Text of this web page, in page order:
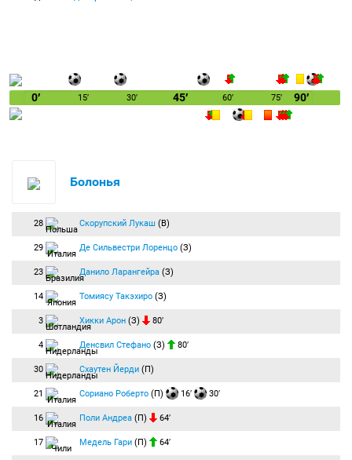
0′ 15′ 30′ 45′ 60′ 75′ 90′
Болонья
28 Скорупский Лукаш (В)
29 Де Сильвестри Лоренцо (З)
23 Данило Ларангейра (З)
14 Томиясу Такэхиро (З)
3 Хикки Арон (З) 80′
4 Денсвил Стефано (З) 80′
30 Схаутен Йерди (П)
21 Сориано Роберто (П) 16′ 30′
16 Поли Андреа (П) 64′
17 Медель Гари (П) 64′